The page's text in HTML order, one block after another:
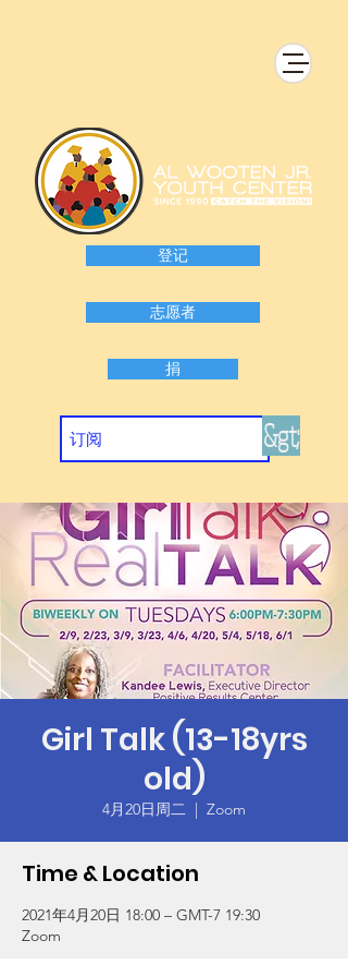
登记
志愿者
捐
&gt;
Girl Talk (13-18yrs
old)
4月20日周二
  |
Zoom
Time & Location
2021年4月20日 18:00 – GMT-7 19:30
Zoom